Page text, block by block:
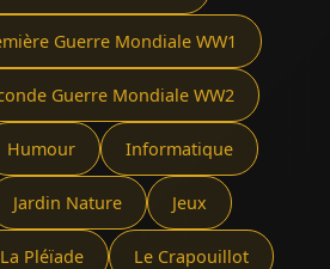
Guerre Mondiale WW1
Guerre Mondiale WW2
Humour Informatique
Jardin Nature Jeux
La Pléïade Le Crapouillot